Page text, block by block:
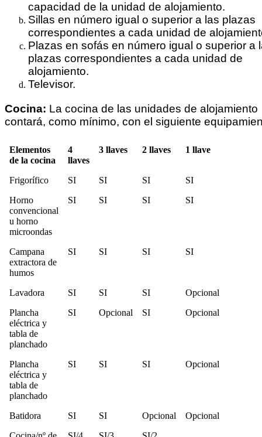
capacidad de la unidad de alojamiento.
Sillas en número igual o superior a las plazas
correspondientes a cada unidad de
Plazas en sofás en número igual o superior a
plazas correspondientes a cada unidad de
alojamiento.
Televisor.
Cocina: La cocina de las unidades de alojamiento
contará, como mínimo, con el siguiente
Elementos
de la cocina
4
llaves
3 llaves 2 llaves 1 llave
Frigorífico SI SI SI
SI
Horno
convencional
u horno
microondas
SI SI SI SI
Campana
extractora de
humos
SI SI SI SI
Lavadora SI SI SI
Opcional
Plancha
eléctrica y
tabla de
planchado
SI Opcional SI Opcional
Plancha
eléctrica y
tabla de
planchado
SI SI SI Opcional
Batidora SI SI Opcional
Opcional